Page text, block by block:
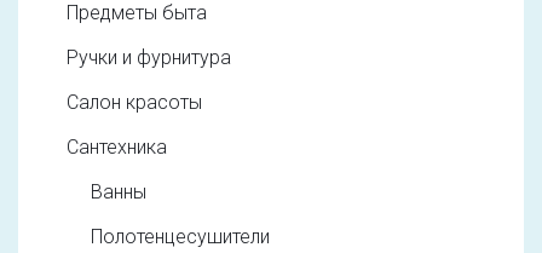
Предметы быта
Ручки и фурнитура
Салон красоты
Сантехника
Ванны
Полотенцесушители